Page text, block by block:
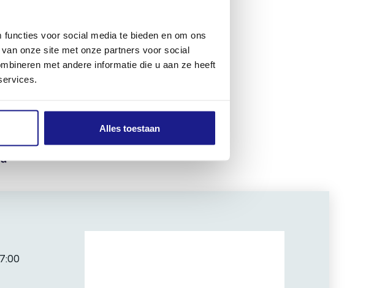
voor social media te bieden en om ons
onze site met onze partners voor social
met andere informatie die u aan ze heeft
Alles toestaan
het doorslijpen van asfalt,
van 350 mm is compatibel met